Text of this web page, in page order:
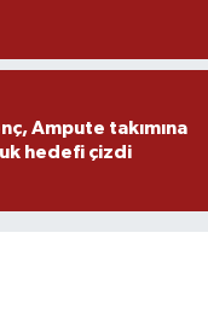
Ampute takımına
hedefi çizdi